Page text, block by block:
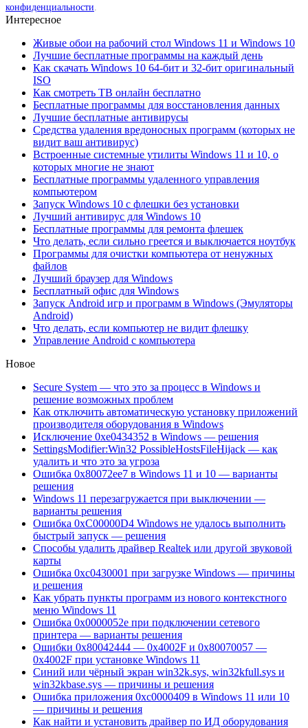
конфиденциальности
Интересное
Живые обои на рабочий стол Windows 11 и Windows 10
Лучшие бесплатные программы на каждый день
Как скачать Windows 10 64-бит и 32-бит оригинальный
ISO
Как смотреть ТВ онлайн бесплатно
Бесплатные программы для восстановления данных
Лучшие бесплатные антивирусы
Средства удаления вредоносных программ (которых не
видит ваш антивирус)
Встроенные системные утилиты Windows 11 и 10, о
которых многие не знают
Бесплатные программы удаленного управления
компьютером
Запуск Windows 10 с флешки без установки
Лучший антивирус для Windows 10
Бесплатные программы для ремонта флешек
Что делать, если сильно греется и выключается ноутбук
Программы для очистки компьютера от ненужных
файлов
Лучший браузер для Windows
Бесплатный офис для Windows
Запуск Android игр и программ в Windows (Эмуляторы
Android)
Что делать, если компьютер не видит флешку
Управление Android с компьютера
Новое
Secure System — что это за процесс в Windows и
решение возможных проблем
Как отключить автоматическую установку приложений
производителя оборудования в Windows
Исключение 0xe0434352 в Windows — решения
SettingsModifier:Win32 PossibleHostsFileHijack — как
удалить и что это за угроза
Ошибка 0x80072ee7 в Windows 11 и 10 — варианты
решения
Windows 11 перезагружается при выключении —
варианты решения
Ошибка 0xC00000D4 Windows не удалось выполнить
быстрый запуск — решения
Способы удалить драйвер Realtek или другой звуковой
карты
Ошибка 0xc0430001 при загрузке Windows — причины
и решения
Как убрать пункты программ из нового контекстного
меню Windows 11
Ошибка 0x0000052e при подключении сетевого
принтера — варианты решения
Ошибки 0x80042444 — 0x4002F и 0x80070057 —
0x4002F при установке Windows 11
Синий или чёрный экран win32k.sys, win32kfull.sys и
win32kbase.sys — причины и решения
Ошибка приложения 0xc0000409 в Windows 11 или 10
— причины и решения
Как найти и установить драйвер по ИД оборудования